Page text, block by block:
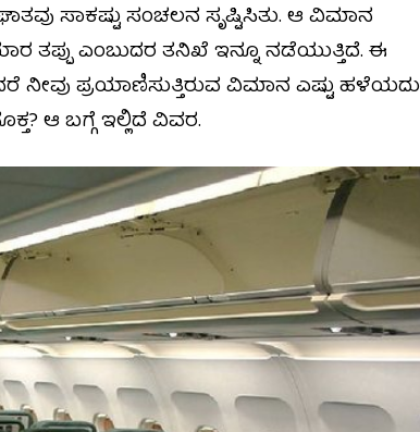
ಸಾಕಷ್ಟು ಸಂಚಲನ ಸೃಷ್ಟಿಸಿತು. ಆ ವಿಮಾನ
ತಪ್ಪು ಎಂಬುದರ ತನಿಖೆ ಇನ್ನೂ ನಡೆಯುತ್ತಿದೆ. ಈ
ಪ್ರಯಾಣಿಸುತ್ತಿರುವ ವಿಮಾನ ಎಷ್ಟು ಹಳೆಯದು
ಆ ಬಗ್ಗೆ ಇಲ್ಲಿದೆ ವಿವರ.